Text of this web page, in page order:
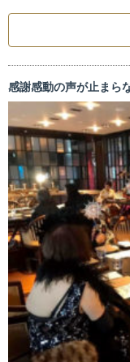
感謝感動の声が止まら